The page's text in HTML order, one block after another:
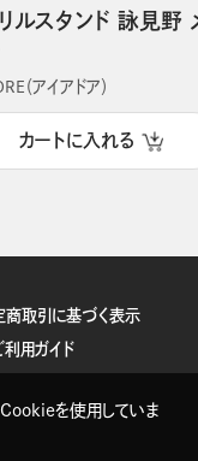
ルスタンド 詠見野
（アイアドア）
カートに入れる
商取引に基づく表示
利用ガイド
Cookieを使用していま